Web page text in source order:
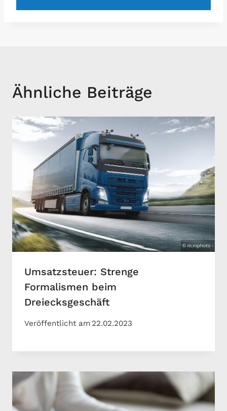
Ähnliche Beiträge
Umsatzsteuer: Strenge
Formalismen beim
Dreiecksgeschäft
Veröffentlicht am 22.02.2023